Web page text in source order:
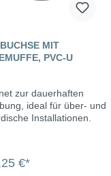
MIT
PVC-U
zur dauerhaften
ideal für über- und
Installationen.
€*